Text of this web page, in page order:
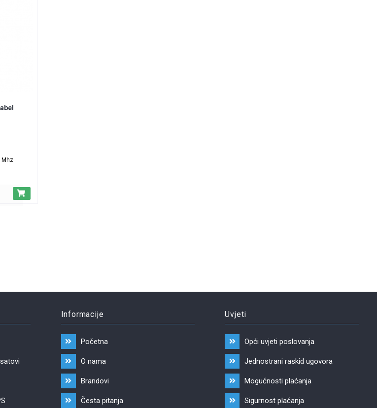
Informacije
Početna
O nama
Brandovi
Česta pitanja
Uvjeti
Opći uvjeti poslovanja
Jednostrani raskid ugovora
Mogućnosti plaćanja
Sigurnost plaćanja